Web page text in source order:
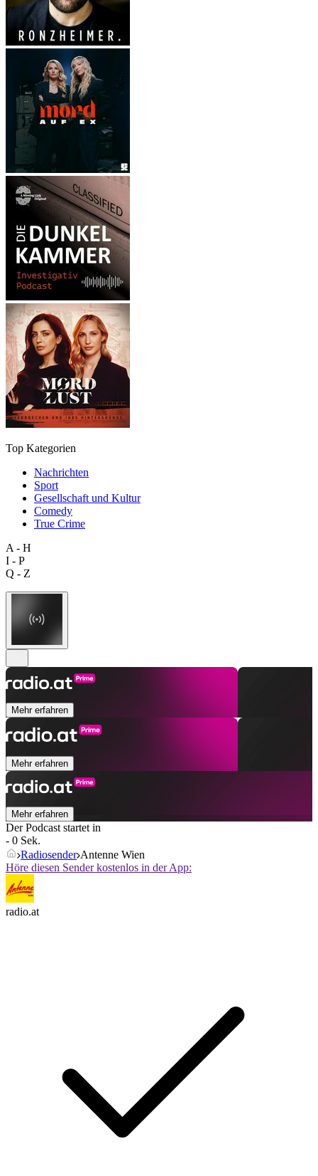
Top Kategorien
Nachrichten
Sport
Gesellschaft und Kultur
Comedy
True Crime
A - H
I - P
Q - Z
Mehr erfahren
Mehr erfahren
Mehr erfahren
Der Podcast startet in
- 0 Sek.
Radiosender Antenne Wien
Höre diesen Sender kostenlos in der App:
radio.at